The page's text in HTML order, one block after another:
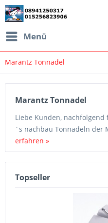
Menü
Marantz Tonnadel
Marantz Tonnadel
Liebe Kunden, nachfolgend
´s nachbau Tonnadeln der
erfahren »
Topseller